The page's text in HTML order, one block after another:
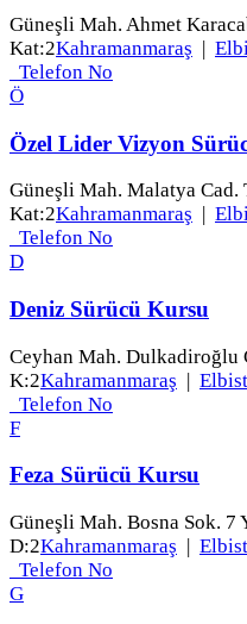
Güneşli Mah. Ahmet
Kat:2Kahramanmaraş |
Telefon No
Ö
Özel Lider Vizyon
Güneşli Mah. Malatya Cad.
Kat:2Kahramanmaraş
Telefon No
D
Deniz Sürücü Kursu
Ceyhan Mah. Dulkadiroğlu
K:2Kahramanmaraş |
Telefon No
F
Feza Sürücü Kursu
Güneşli Mah. Bosna Sok. 7
D:2Kahramanmaraş
Telefon No
G